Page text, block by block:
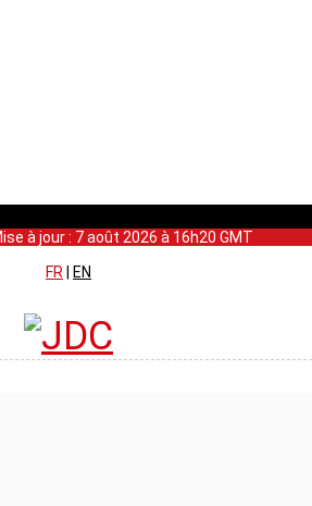
à jour : 7 août 2026 à 16h20 GMT
FR
EN